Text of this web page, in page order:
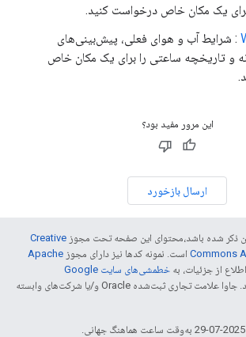
یک مکان خاص درخواست کنید.
: شرایط آب و هوای فعلی، پیش‌بینی‌های
و تاریخچه ساعتی را برای یک مکان خاص
این مرور مفید بود؟
ارسال بازخورد
ذکر شده باشد،‌محتوای این صفحه تحت مجوز Creative
Commons است. نمونه کدها نیز دارای مجوز Apache
از جزئیات، به
خطمشی‌های سایت Google
مراجعه کنید. جاوا علامت تجاری ثبت‌شده Oracle و/یا شرکت‌های وابسته